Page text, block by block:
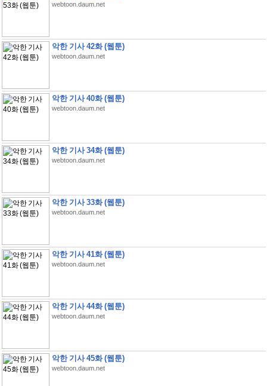
webtoon.daum.net
악한 기사 42화 (웹툰)
webtoon.daum.net
악한 기사 40화 (웹툰)
webtoon.daum.net
악한 기사 34화 (웹툰)
webtoon.daum.net
악한 기사 33화 (웹툰)
webtoon.daum.net
악한 기사 41화 (웹툰)
webtoon.daum.net
악한 기사 44화 (웹툰)
webtoon.daum.net
악한 기사 45화 (웹툰)
webtoon.daum.net